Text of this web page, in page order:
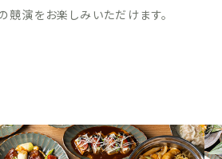
競演をお楽しみいただけます。